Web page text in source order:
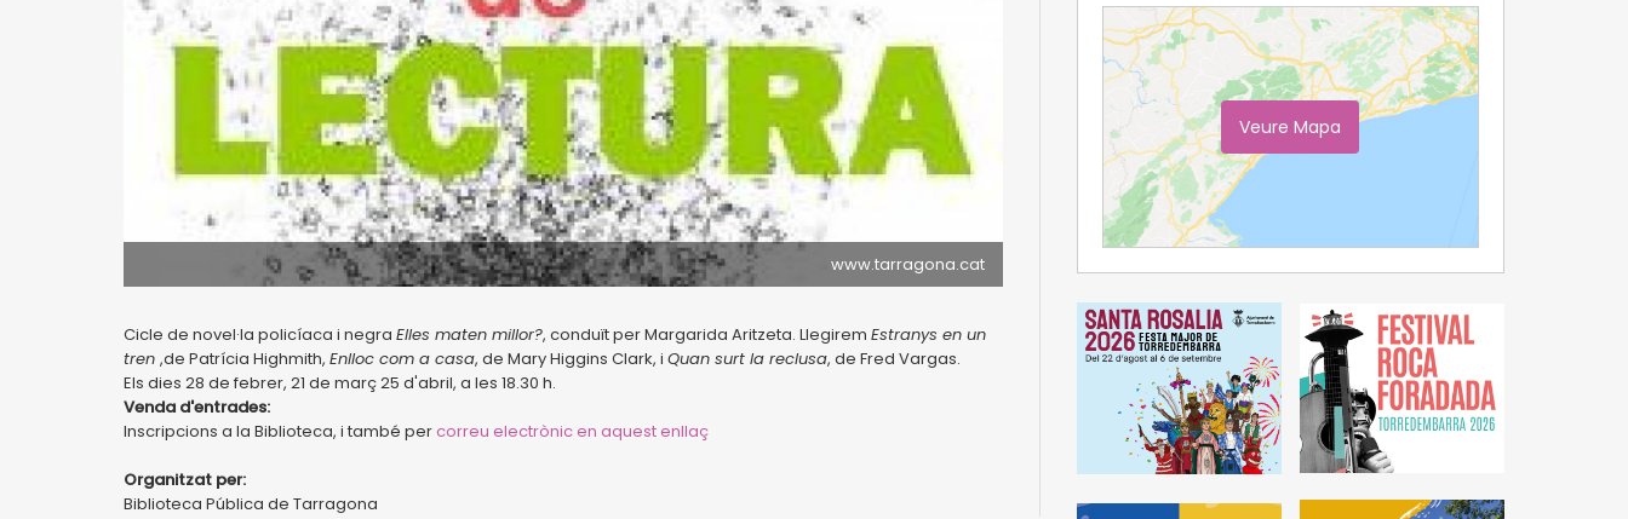
www.tarragona.cat
Cicle de novel·la policíaca i negra Elles maten millor?, conduït per Margarida Aritzeta. Llegirem Estranys en un
tren ,de Patrícia Highmith, Enlloc com a casa, de Mary Higgins Clark, i Quan surt la reclusa, de Fred Vargas.
Els dies 28 de febrer, 21 de març 25 d'abril, a les 18.30 h.
Venda d'entrades:
Inscripcions a la Biblioteca, i també percorreu electrònic en aquest enllaç
Organitzat per:
Biblioteca Pública de Tarragona
Veure Mapa